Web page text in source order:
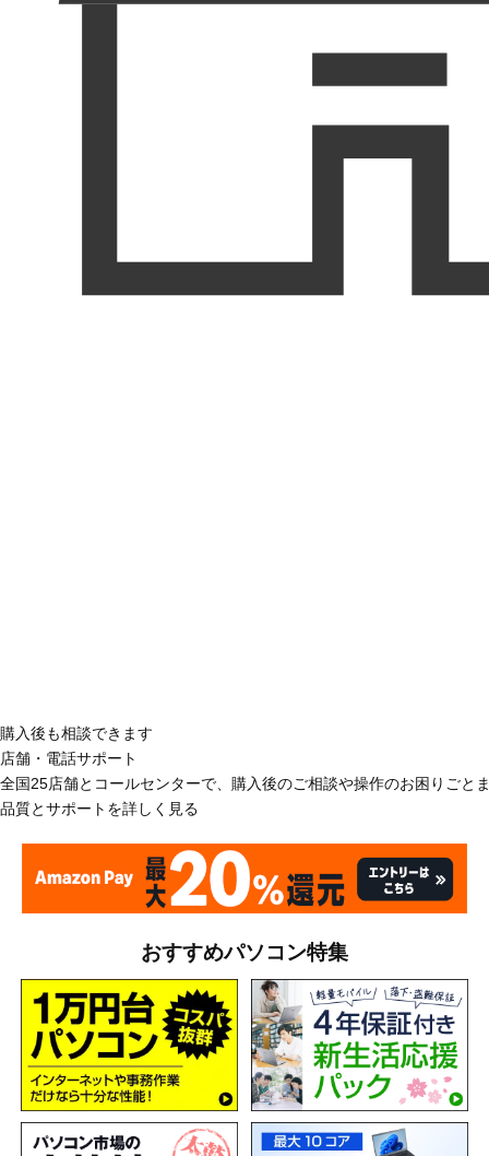
購入後も相談できます
店舗・電話サポート
全国25店舗とコールセンターで、購入後のご相談や操作のお困りごと
品質とサポートを詳しく見る
おすすめパソコン特集